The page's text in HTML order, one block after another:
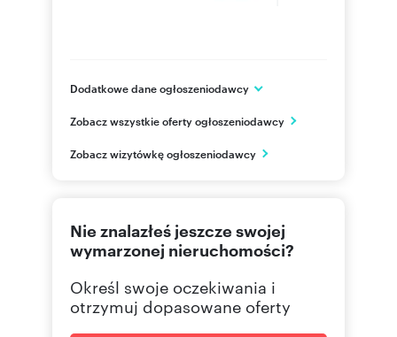
Dodatkowe dane ogłoszeniodawcy
Warszawa
PL
Zobacz wszystkie oferty ogłoszeniodawcy
Zobacz wizytówkę ogłoszeniodawcy
Nie znalazłeś jeszcze swojej
wymarzonej nieruchomości?
Określ swoje oczekiwania i
otrzymuj dopasowane oferty